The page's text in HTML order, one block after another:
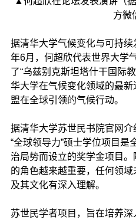
方微
据清华大学气候变化与可持
年6月，何超欣代表世界大学
了“乌兹别克斯坦塔什干国际
华大学在气候变化领域的最
盟在全球引领的气候行动。
据清华大学苏世民书院官网
“全球领导力”硕士学位项目
治局势而设立的奖学金项目
的角色越来越重要，任何领
及其文化有深入理解。
苏世民学者项目，旨在培养